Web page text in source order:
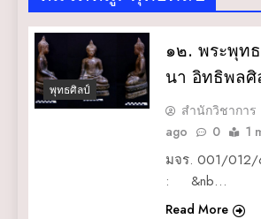
พุทธศิลป์
๑๒. พระพุท
นา อิทธิพลศิ
สำนักวิชาการ
ago
0 1
มจร. 001/
: &nb…
Read More